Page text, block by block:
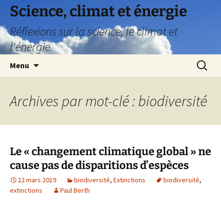
Science, climat et énergie
Réflexions sur la science, le climat et
l'énergie
Menu
Archives par mot-clé : biodiversité
Le « changement climatique global » ne
cause pas de disparitions d’espèces
22 mars 2019 biodiversité, Extinctions biodiversité,
extinctions
Paul Berth